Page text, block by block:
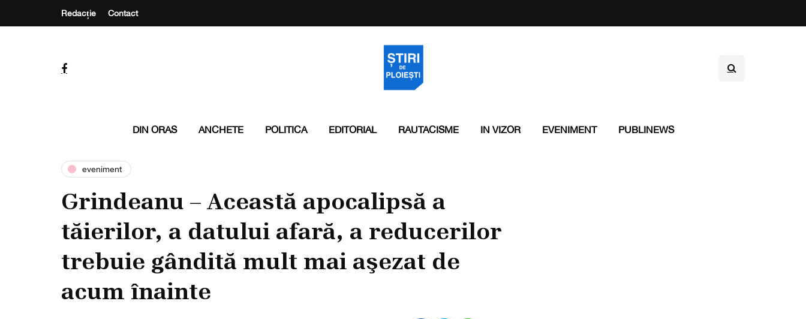
Redacție Contact
DIN ORAS ANCHETE POLITICA EDITORIAL RAUTACISME IN VIZOR EVENIMENT PUBLINEWS
eveniment
Grindeanu – Această apocalipsă a
tăierilor, a datului afară, a reducerilor
trebuie gândită mult mai aşezat de
acum înainte